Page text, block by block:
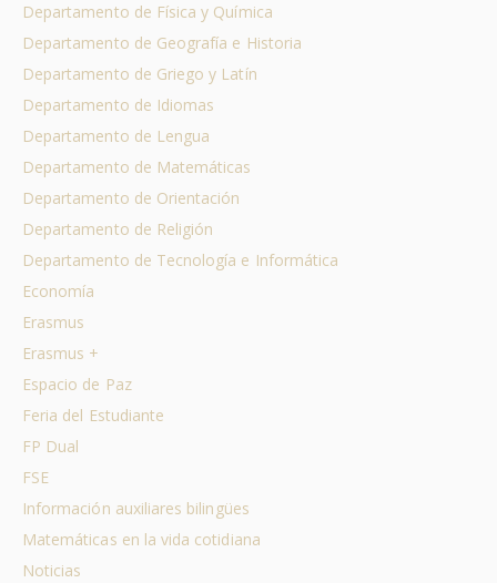
Departamento de Física y Química
Departamento de Geografía e Historia
Departamento de Griego y Latín
Departamento de Idiomas
Departamento de Lengua
Departamento de Matemáticas
Departamento de Orientación
Departamento de Religión
Departamento de Tecnología e Informática
Economía
Erasmus
Erasmus +
Espacio de Paz
Feria del Estudiante
FP Dual
FSE
Información auxiliares bilingües
Matemáticas en la vida cotidiana
Noticias